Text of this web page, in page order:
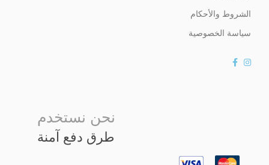
الشروط والأحكام
سياسة الخصوصية
نحن نستخدم
طرق دفع آمنة